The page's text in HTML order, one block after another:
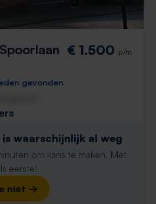
€ 1.500 p/m
gevonden
is waarschijnlijk al weg
om kans te maken. Met
eerste!
niet →